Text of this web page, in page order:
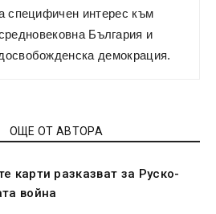
специфичен интерес към
България и
демокрация.
ОЩЕ ОТ АВТОРА
карти разказват за Руско-
война